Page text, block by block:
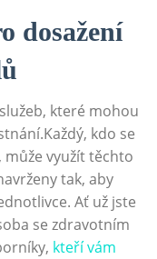
dosažení
které mohou
kdo se
využít těchto
tak, aby
Ať už jste
se zdravotním
kteří vám